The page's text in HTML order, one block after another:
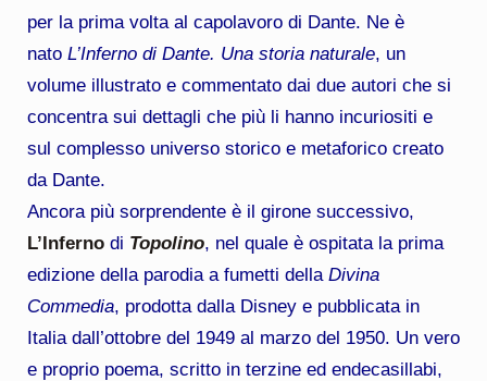
per la prima volta al capolavoro di Dante. Ne è
nato L’Inferno di Dante. Una storia naturale, un
volume illustrato e commentato dai due autori che si
concentra sui dettagli che più li hanno incuriositi e
sul complesso universo storico e metaforico creato
da Dante.
Ancora più sorprendente è il girone successivo,
L’Inferno di Topolino, nel quale è ospitata la prima
edizione della parodia a fumetti della Divina
Commedia, prodotta dalla Disney e pubblicata in
Italia dall’ottobre del 1949 al marzo del 1950. Un vero
e proprio poema, scritto in terzine ed endecasillabi,